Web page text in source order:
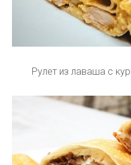
Рулет из лаваша с